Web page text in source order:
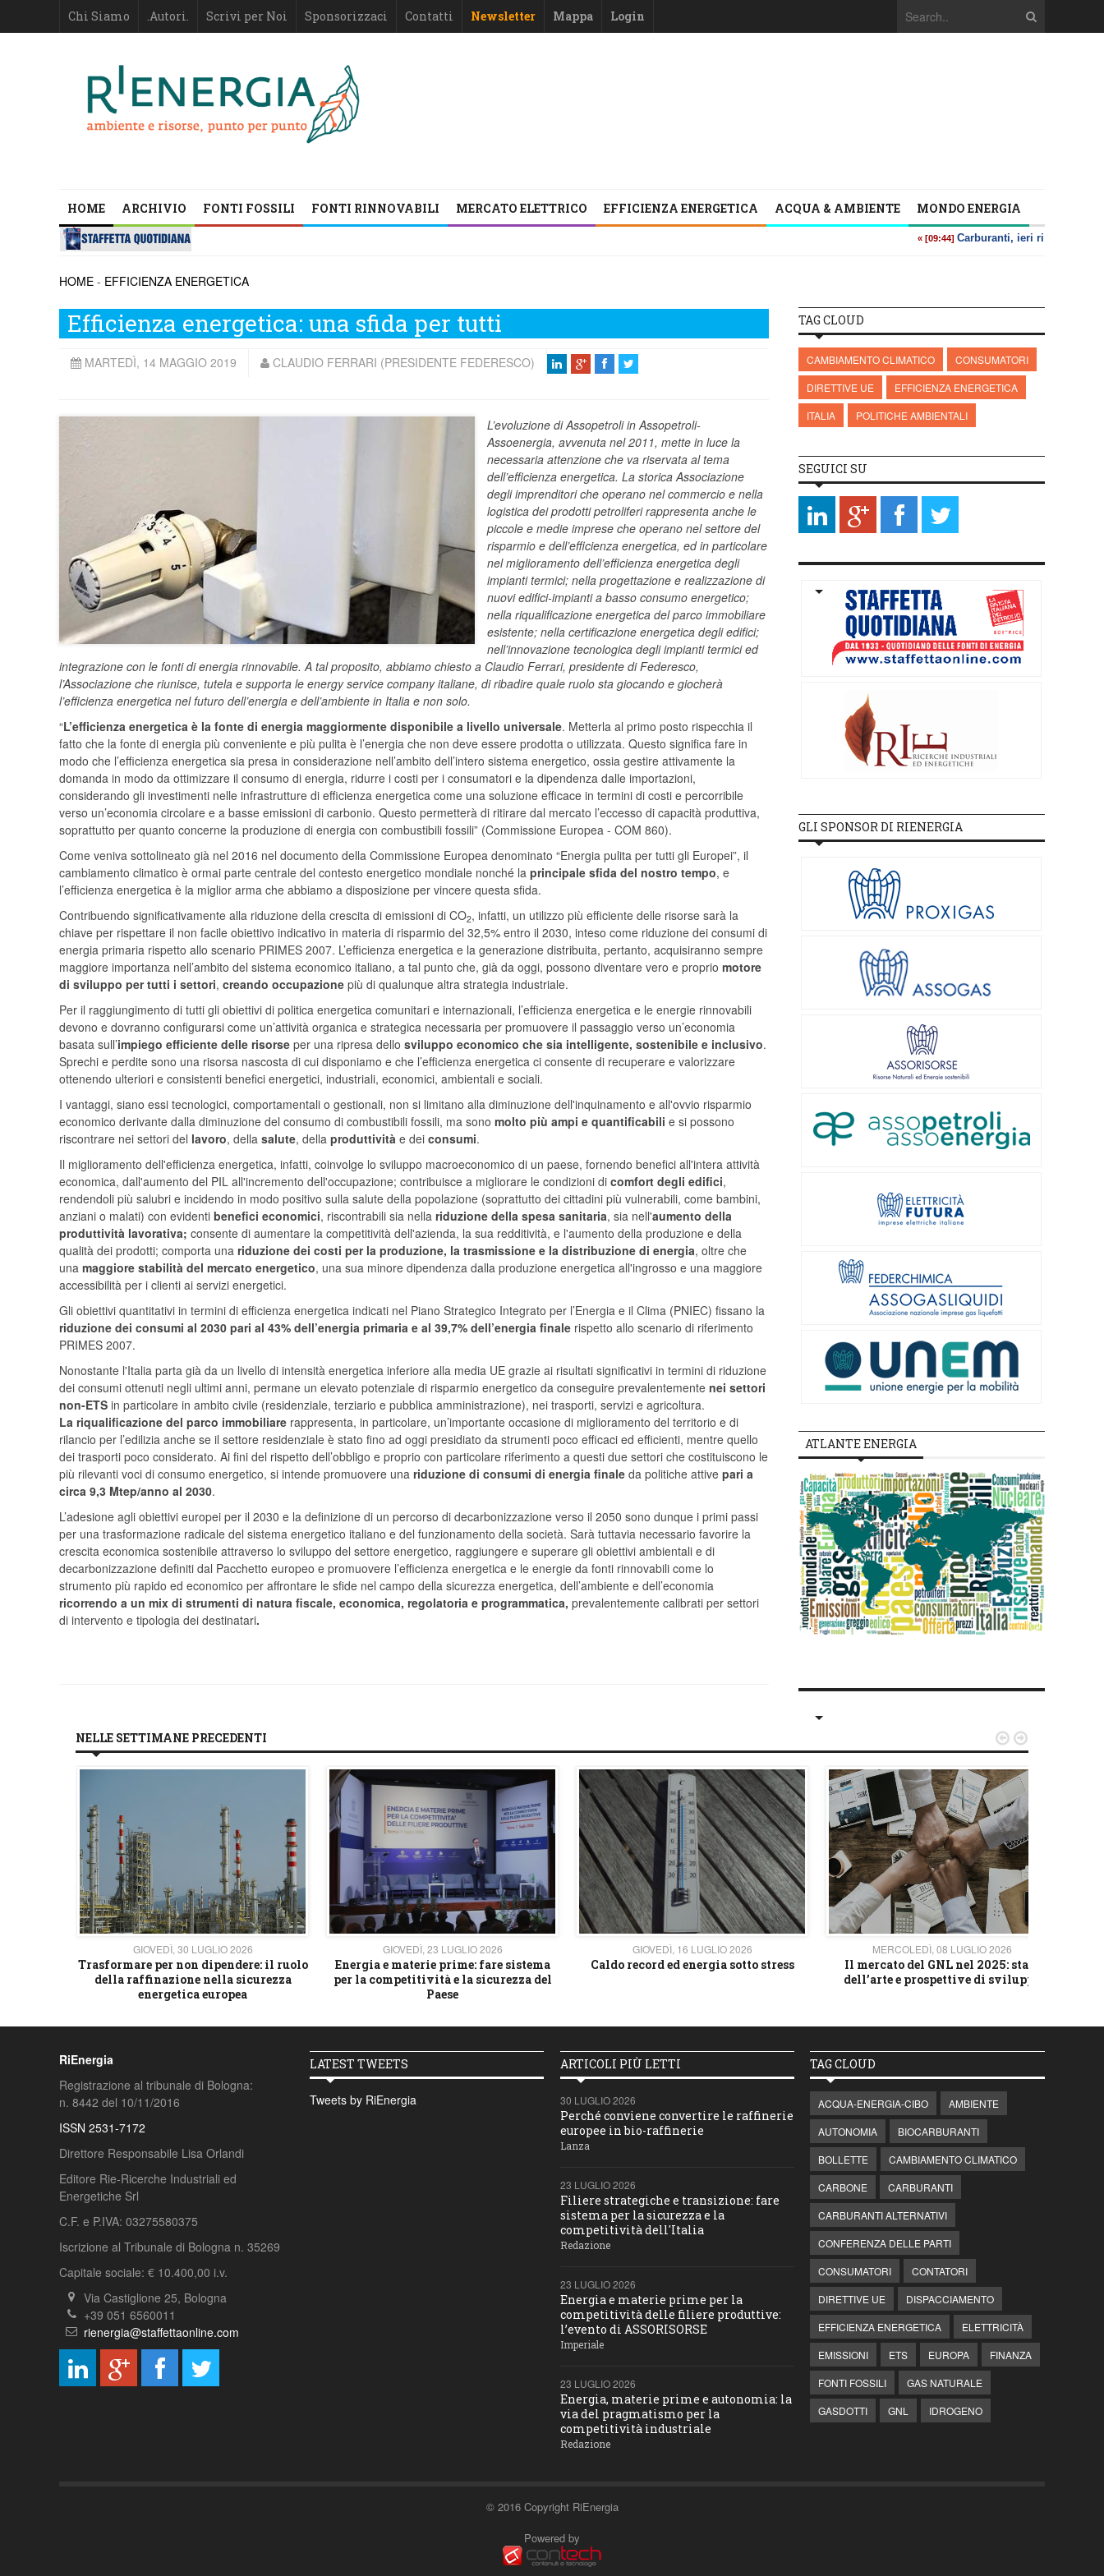
Chi Siamo .Autori. Scrivi per Noi Sponsorizzaci Contatti Newsletter Mappa Login
HOME ARCHIVIO FONTI FOSSILI FONTI RINNOVABILI MERCATO ELETTRICO EFFICIENZA ENERGETICA ACQUA & AMBIENTE MONDO ENERGIA
HOME - EFFICIENZA ENERGETICA
Efficienza energetica: una sfida per tutti
MARTEDÌ, 14 MAGGIO 2019 CLAUDIO FERRARI (PRESIDENTE FEDERESCO)
L’evoluzione di Assopetroli in Assopetroli-
Assoenergia, avvenuta nel 2011, mette in luce la
necessaria attenzione che va riservata al tema
dell’efficienza energetica. La storica Associazione
degli imprenditori che operano nel commercio e nella
logistica dei prodotti petroliferi rappresenta anche le
piccole e medie imprese che operano nel settore del
risparmio e dell’efficienza energetica, ed in particolare
nel miglioramento dell’efficienza energetica degli
impianti termici; nella progettazione e realizzazione di
nuovi edifici-impianti a basso consumo energetico;
nella riqualificazione energetica del parco immobiliare
esistente; nella certificazione energetica degli edifici;
nell’innovazione tecnologica degli impianti termici ed
integrazione con le fonti di energia rinnovabile. A tal proposito, abbiamo chiesto a Claudio Ferrari, presidente di Federesco,
l’Associazione che riunisce, tutela e supporta le energy service company italiane, di ribadire quale ruolo sta giocando e giocherà
l’efficienza energetica nel futuro dell’energia e dell’ambiente in Italia e non solo.
“L’efficienza energetica è la fonte di energia maggiormente disponibile a livello universale. Metterla al primo posto rispecchia il
fatto che la fonte di energia più conveniente e più pulita è l’energia che non deve essere prodotta o utilizzata. Questo significa fare in
modo che l’efficienza energetica sia presa in considerazione nell’ambito dell’intero sistema energetico, ossia gestire attivamente la
domanda in modo da ottimizzare il consumo di energia, ridurre i costi per i consumatori e la dipendenza dalle importazioni,
considerando gli investimenti nelle infrastrutture di efficienza energetica come una soluzione efficace in termini di costi e percorribile
verso un’economia circolare e a basse emissioni di carbonio. Questo permetterà di ritirare dal mercato l’eccesso di capacità produttiva,
soprattutto per quanto concerne la produzione di energia con combustibili fossili” (Commissione Europea - COM 860).
Come veniva sottolineato già nel 2016 nel documento della Commissione Europea denominato “Energia pulita per tutti gli Europei”, il
cambiamento climatico è ormai parte centrale del contesto energetico mondiale nonché la principale sfida del nostro tempo, e
l’efficienza energetica è la miglior arma che abbiamo a disposizione per vincere questa sfida.
Contribuendo significativamente alla riduzione della crescita di emissioni di CO2, infatti, un utilizzo più efficiente delle risorse sarà la
chiave per rispettare il non facile obiettivo indicativo in materia di risparmio del 32,5% entro il 2030, inteso come riduzione dei consumi di
energia primaria rispetto allo scenario PRIMES 2007. L’efficienza energetica e la generazione distribuita, pertanto, acquisiranno sempre
maggiore importanza nell’ambito del sistema economico italiano, a tal punto che, già da oggi, possono diventare vero e proprio motore
di sviluppo per tutti i settori, creando occupazione più di qualunque altra strategia industriale.
Per il raggiungimento di tutti gli obiettivi di politica energetica comunitari e internazionali, l’efficienza energetica e le energie rinnovabili
devono e dovranno configurarsi come un’attività organica e strategica necessaria per promuovere il passaggio verso un’economia
basata sull’impiego efficiente delle risorse per una ripresa dello sviluppo economico che sia intelligente, sostenibile e inclusivo.
Sprechi e perdite sono una risorsa nascosta di cui disponiamo e che l’efficienza energetica ci consente di recuperare e valorizzare
ottenendo ulteriori e consistenti benefici energetici, industriali, economici, ambientali e sociali.
I vantaggi, siano essi tecnologici, comportamentali o gestionali, non si limitano alla diminuzione dell'inquinamento e all'ovvio risparmio
economico derivante dalla diminuzione del consumo di combustibili fossili, ma sono molto più ampi e quantificabili e si possono
riscontrare nei settori del lavoro, della salute, della produttività e dei consumi.
Il miglioramento dell'efficienza energetica, infatti, coinvolge lo sviluppo macroeconomico di un paese, fornendo benefici all'intera attività
economica, dall'aumento del PIL all'incremento dell'occupazione; contribuisce a migliorare le condizioni di comfort degli edifici,
rendendoli più salubri e incidendo in modo positivo sulla salute della popolazione (soprattutto dei cittadini più vulnerabili, come bambini,
anziani o malati) con evidenti benefici economici, riscontrabili sia nella riduzione della spesa sanitaria, sia nell'aumento della
produttività lavorativa; consente di aumentare la competitività dell'azienda, la sua redditività, e l'aumento della produzione e della
qualità dei prodotti; comporta una riduzione dei costi per la produzione, la trasmissione e la distribuzione di energia, oltre che
una maggiore stabilità del mercato energetico, una sua minore dipendenza dalla produzione energetica all'ingrosso e una maggiore
accessibilità per i clienti ai servizi energetici.
Gli obiettivi quantitativi in termini di efficienza energetica indicati nel Piano Strategico Integrato per l’Energia e il Clima (PNIEC) fissano la
riduzione dei consumi al 2030 pari al 43% dell’energia primaria e al 39,7% dell’energia finale rispetto allo scenario di riferimento
PRIMES 2007.
Nonostante l'Italia parta già da un livello di intensità energetica inferiore alla media UE grazie ai risultati significativi in termini di riduzione
dei consumi ottenuti negli ultimi anni, permane un elevato potenziale di risparmio energetico da conseguire prevalentemente nei settori
non-ETS in particolare in ambito civile (residenziale, terziario e pubblica amministrazione), nei trasporti, servizi e agricoltura.
La riqualificazione del parco immobiliare rappresenta, in particolare, un’importante occasione di miglioramento del territorio e di
rilancio per l’edilizia anche se il settore residenziale è stato fino ad oggi presidiato da strumenti poco efficaci ed efficienti, mentre quello
dei trasporti poco considerato. Ai fini del rispetto dell’obbligo e proprio con particolare riferimento a questi due settori che costituiscono le
più rilevanti voci di consumo energetico, si intende promuovere una riduzione di consumi di energia finale da politiche attive pari a
circa 9,3 Mtep/anno al 2030.
L’adesione agli obiettivi europei per il 2030 e la definizione di un percorso di decarbonizzazione verso il 2050 sono dunque i primi passi
per una trasformazione radicale del sistema energetico italiano e del funzionamento della società. Sarà tuttavia necessario favorire la
crescita economica sostenibile attraverso lo sviluppo del settore energetico, raggiungere e superare gli obiettivi ambientali e di
decarbonizzazione definiti dal Pacchetto europeo e promuovere l’efficienza energetica e le energie da fonti rinnovabili come lo
strumento più rapido ed economico per affrontare le sfide nel campo della sicurezza energetica, dell’ambiente e dell’economia
ricorrendo a un mix di strumenti di natura fiscale, economica, regolatoria e programmatica, prevalentemente calibrati per settori
di intervento e tipologia dei destinatari.
TAG CLOUD
CAMBIAMENTO CLIMATICO
CONSUMATORI
DIRETTIVE UE
EFFICIENZA ENERGETICA
ITALIA
POLITICHE AMBIENTALI
SEGUICI SU
GLI SPONSOR DI RIENERGIA
ATLANTE ENERGIA
NELLE SETTIMANE PRECEDENTI
GIOVEDÌ, 30 LUGLIO 2026
Trasformare per non dipendere: il ruolo
della raffinazione nella sicurezza
energetica europea
GIOVEDÌ, 23 LUGLIO 2026
Energia e materie prime: fare sistema
per la competitività e la sicurezza del
Paese
GIOVEDÌ, 16 LUGLIO 2026
Caldo record ed energia sotto stress
MERCOLEDÌ, 08 LUGLIO 2026
Il mercato del GNL nel 2025: stato
dell’arte e prospettive di sviluppo
 
RiEnergia
Registrazione al tribunale di Bologna:
n. 8442 del 10/11/2016
ISSN 2531-7172
Direttore Responsabile Lisa Orlandi
Editore Rie-Ricerche Industriali ed
Energetiche Srl
C.F. e P.IVA: 03275580375
Iscrizione al Tribunale di Bologna n. 35269
Capitale sociale: € 10.400,00 i.v.
Via Castiglione 25, Bologna
+39 051 6560011
rienergia@staffettaonline.com
LATEST TWEETS
Tweets by RiEnergia
ARTICOLI PIÙ LETTI
30 LUGLIO 2026
Perché conviene convertire le raffinerie
europee in bio-raffinerie
Lanza
23 LUGLIO 2026
Filiere strategiche e transizione: fare
sistema per la sicurezza e la
competitività dell'Italia
Redazione
23 LUGLIO 2026
Energia e materie prime per la
competitività delle filiere produttive:
l’evento di ASSORISORSE
Imperiale
23 LUGLIO 2026
Energia, materie prime e autonomia: la
via del pragmatismo per la
competitività industriale
Redazione
TAG CLOUD
ACQUA-ENERGIA-CIBO
AMBIENTE
AUTONOMIA
BIOCARBURANTI
BOLLETTE
CAMBIAMENTO CLIMATICO
CARBONE
CARBURANTI
CARBURANTI ALTERNATIVI
CONFERENZA DELLE PARTI
CONSUMATORI
CONTATORI
DIRETTIVE UE
DISPACCIAMENTO
EFFICIENZA ENERGETICA
ELETTRICITÀ
EMISSIONI
ETS EUROPA
FINANZA
FONTI FOSSILI
GAS NATURALE
GASDOTTI
GNL IDROGENO
© 2016 Copyright RiEnergia
Powered by